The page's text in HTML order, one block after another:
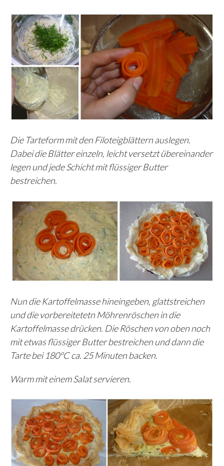
Die Tarteform mit den Filoteigblättern auslegen.
Dabei die Blätter einzeln, leicht versetzt übereinander
legen und jede Schicht mit flüssiger Butter
bestreichen.
Nun die Kartoffelmasse hineingeben, glattstreichen
und die vorbereitetetn Möhrenröschen in die
Kartoffelmasse drücken. Die Röschen von oben noch
mit etwas flüssiger Butter bestreichen und dann die
Tarte bei 180°C ca. 25 Minuten backen.
Warm mit einem Salat servieren.